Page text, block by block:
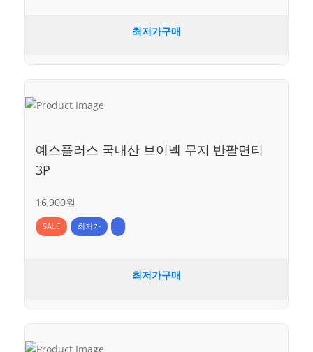
최저가구매
예스플러스 국내산 브이넥 무지 반팔면티
3P
16,900원
SALE 최저가
최저가구매